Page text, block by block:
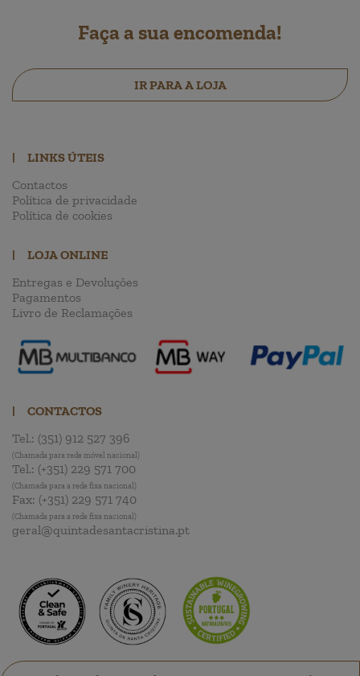
Faça a sua encomenda!
IR PARA A LOJA
|
LINKS ÚTEIS
Contactos
Política de privacidade
Política de cookies
|
LOJA ONLINE
Entregas e Devoluções
Pagamentos
Livro de Reclamações
|
CONTACTOS
Tel.: (351) 912 527 396
(Chamada para rede móvel nacional)
Tel.: (+351) 229 571 700
(Chamada para a rede fixa nacional)
Fax: (+351) 229 571 740
(Chamada para a rede fixa nacional)
geral@quintadesantacristina.pt